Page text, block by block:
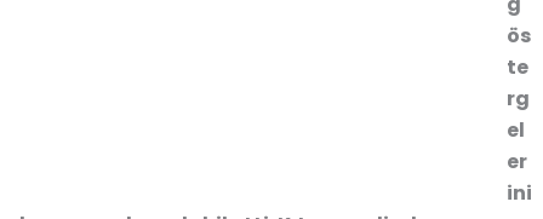
ös
te
rg
el
er
ini